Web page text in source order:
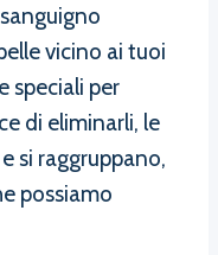
vicino ai tuoi
speciali per
di eliminarli, le
si raggruppano,
possiamo